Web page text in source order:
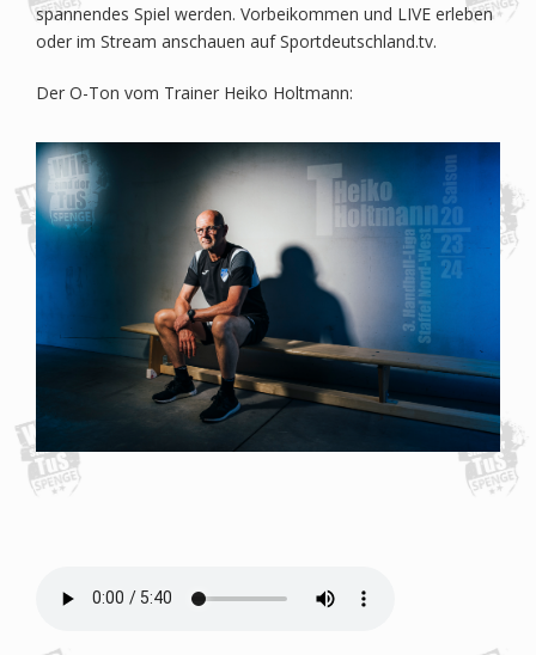
spannendes Spiel werden. Vorbeikommen und LIVE erleben
oder im Stream anschauen auf Sportdeutschland.tv.
Der O-Ton vom Trainer Heiko Holtmann: